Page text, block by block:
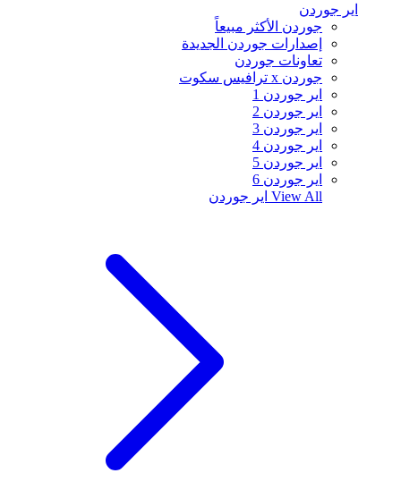
اير جوردن
جوردن الأكثر مبيعاً
إصدارات جوردن الجديدة
تعاونات جوردن
جوردن x ترافيس سكوت
اير جوردن 1
اير جوردن 2
اير جوردن 3
اير جوردن 4
اير جوردن 5
اير جوردن 6
View All اير جوردن